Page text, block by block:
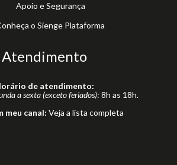
Apoio e Segurança
o Sienge Plataforma
Atendimento
de atendimento:
a sexta (exceto feriados): 8h as 18h.
meu canal: Veja a lista completa